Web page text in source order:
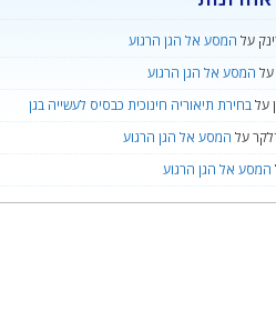
על המסע אל הגן הרגוע
על המסע אל הגן הרגוע
עלבחירת תיאוריה חינוכית כבסיס לעשייה בגן
על המסע אל הגן הרגוע
המסע אל הגן הרגוע